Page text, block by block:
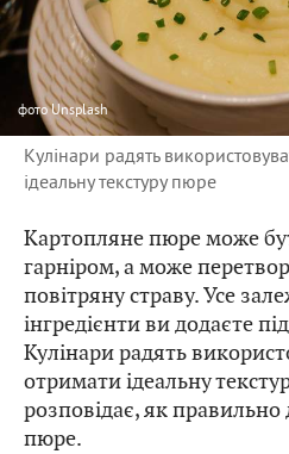
фотоUnsplash
Кулінари радять
ідеальну текстуру пюре
Картопляне пюре може
гарніром, а може
повітряну страву. Усе
інгредієнти ви додаєте
Кулінари радять
отримати ідеальну
розповідає, як
пюре.